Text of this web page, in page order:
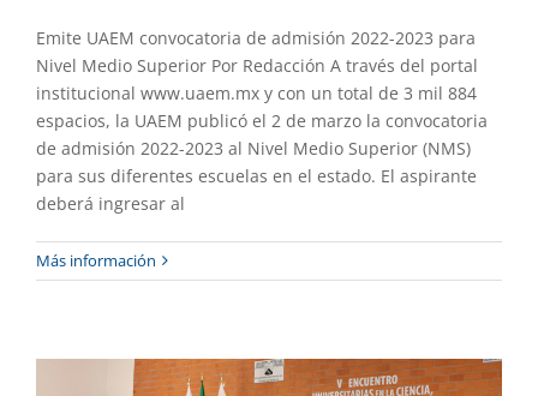
Emite UAEM convocatoria de admisión 2022-2023 para
Nivel Medio Superior Por Redacción A través del portal
institucional www.uaem.mx y con un total de 3 mil 884
espacios, la UAEM publicó el 2 de marzo la convocatoria
de admisión 2022-2023 al Nivel Medio Superior (NMS)
para sus diferentes escuelas en el estado. El aspirante
deberá ingresar al
Más información
Quinto encuentro de universitarias en